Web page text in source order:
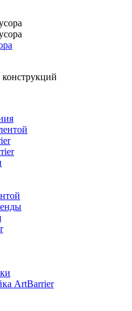
ArtBarrier